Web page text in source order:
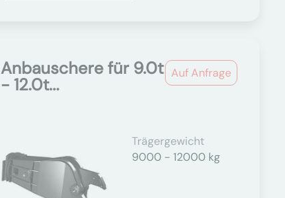
Auf Anfrage
Anbauschere für 9.0t
- 12.0t...
Trägergewicht
9000 - 12000 kg